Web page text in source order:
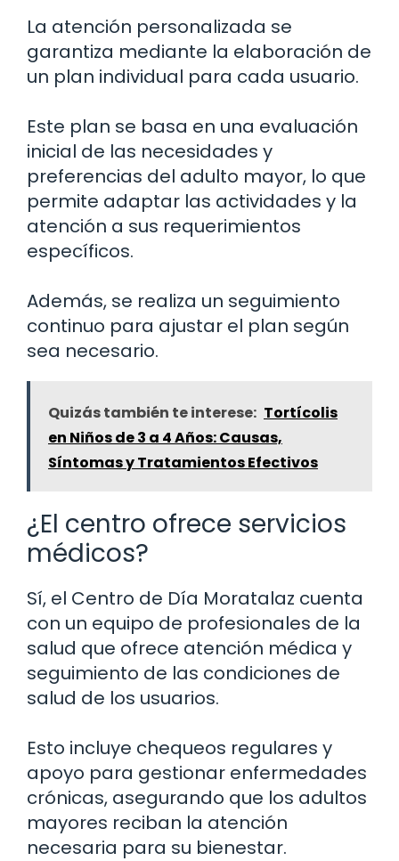
La atención personalizada se
garantiza mediante la elaboración de
un plan individual para cada usuario.
Este plan se basa en una evaluación
inicial de las necesidades y
preferencias del adulto mayor, lo que
permite adaptar las actividades y la
atención a sus requerimientos
específicos.
Además, se realiza un seguimiento
continuo para ajustar el plan según
sea necesario.
Quizás también te interese: Tortícolis
en Niños de 3 a 4 Años: Causas,
Síntomas y Tratamientos Efectivos
¿El centro ofrece servicios
médicos?
Sí, el Centro de Día Moratalaz cuenta
con un equipo de profesionales de la
salud que ofrece atención médica y
seguimiento de las condiciones de
salud de los usuarios.
Esto incluye chequeos regulares y
apoyo para gestionar enfermedades
crónicas, asegurando que los adultos
mayores reciban la atención
necesaria para su bienestar.